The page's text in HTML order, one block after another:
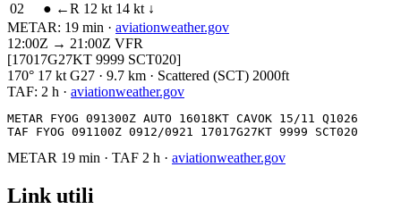
02
● ←R 12 kt 14 kt ↓
METAR: 19 min · aviationweather.gov
12:00Z → 21:00Z VFR
[17017G27KT 9999 SCT020]
170° 17 kt G27 · 9.7 km · Scattered (SCT) 2000ft
TAF: 2 h · aviationweather.gov
METAR FYOG 091300Z AUTO 16018KT CAVOK 15/11 Q1026
TAF FYOG 091100Z 0912/0921 17017G27KT 9999 SCT020
METAR 19 min · TAF 2 h · aviationweather.gov
Link utili